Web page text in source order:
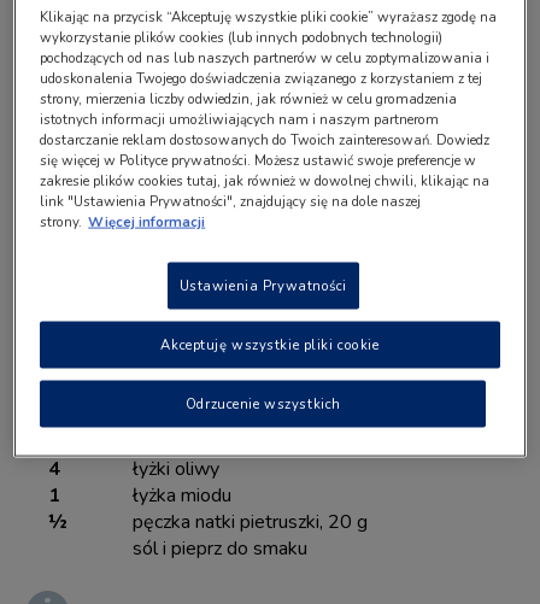
Lista składników:
duże marchewki, obrane, 500 g
4
łyżki oliwy
1
łyżka miodu
½
pęczka natki pietruszki, 20 g
sól i pieprz do smaku
Klikając na przycisk “Akceptuję wszystkie pliki cookie” wyrażasz zgodę na
wykorzystanie plików cookies (lub innych podobnych technologii)
pochodzących od nas lub naszych partnerów w celu zoptymalizowania i
udoskonalenia Twojego doświadczenia związanego z korzystaniem z tej
strony, mierzenia liczby odwiedzin, jak również w celu gromadzenia
istotnych informacji umożliwiających nam i naszym partnerom
dostarczanie reklam dostosowanych do Twoich zainteresowań. Dowiedz
się więcej w Polityce prywatności. Możesz ustawić swoje preferencje w
zakresie plików cookies tutaj, jak również w dowolnej chwili, klikając na
link "Ustawienia Prywatności", znajdujący się na dole naszej
strony. Więcej informacji
Ustawienia Prywatności
Odrzucenie wszystkich
Akceptuję wszystkie pliki cookie